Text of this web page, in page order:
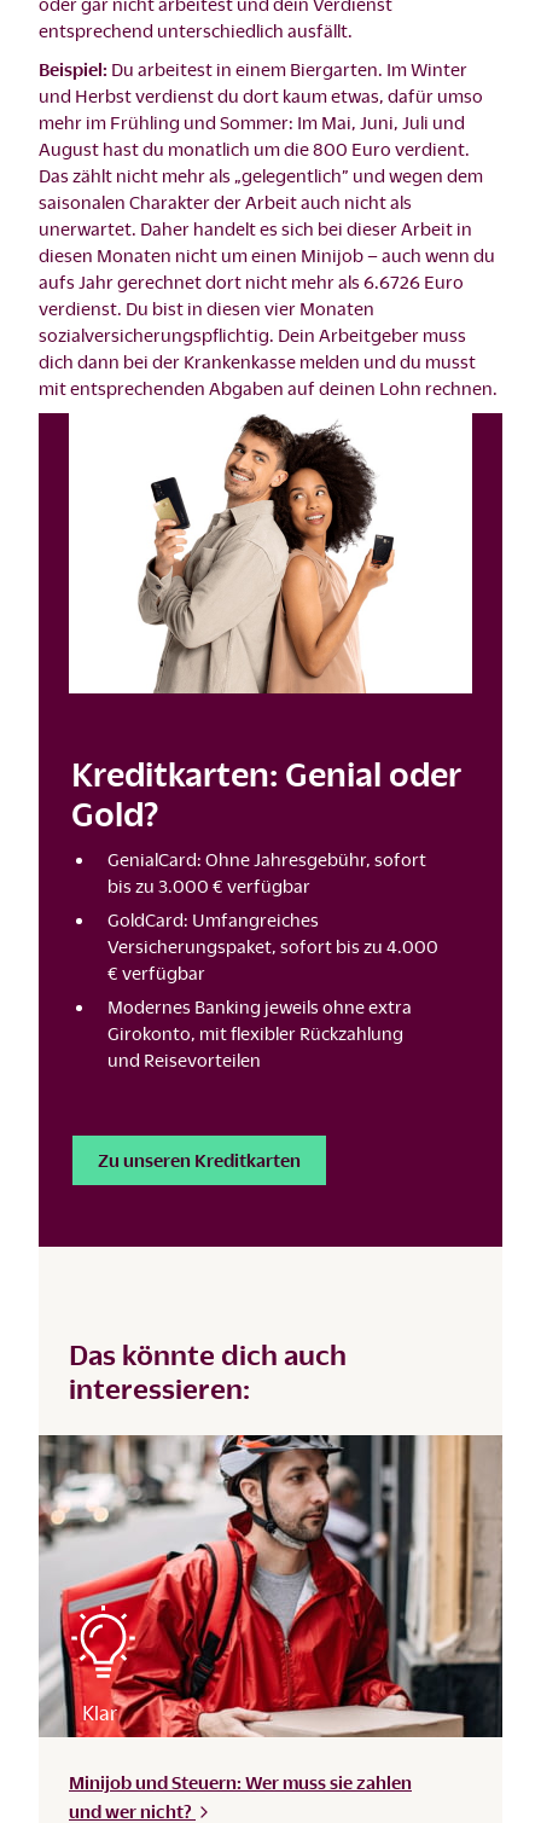
entsprechend unterschiedlich ausfällt.
Beispiel: Du arbeitest in einem Biergarten. Im Winter
und Herbst verdienst du dort kaum etwas, dafür umso
mehr im Frühling und Sommer: Im Mai, Juni, Juli und
August hast du monatlich um die 800 Euro verdient.
Das zählt nicht mehr als „gelegentlich” und wegen dem
saisonalen Charakter der Arbeit auch nicht als
unerwartet. Daher handelt es sich bei dieser Arbeit in
diesen Monaten nicht um einen Minijob – auch wenn du
aufs Jahr gerechnet dort nicht mehr als 6.6726 Euro
verdienst. Du bist in diesen vier Monaten
sozialversicherungspflichtig. Dein Arbeitgeber muss
dich dann bei der Krankenkasse melden und du musst
mit entsprechenden Abgaben auf deinen Lohn rechnen.
Kreditkarten: Genial oder
Gold?
GenialCard: Ohne Jahresgebühr, sofort
bis zu 3.000 € verfügbar
GoldCard: Umfangreiches
Versicherungspaket, sofort bis zu 4.000
€ verfügbar
Modernes Banking jeweils ohne extra
Girokonto, mit flexibler Rückzahlung
und Reisevorteilen
Zu unseren Kreditkarten
Das könnte dich auch
interessieren:
Minijob und Steuern: Wer muss sie zahlen
und wernicht?